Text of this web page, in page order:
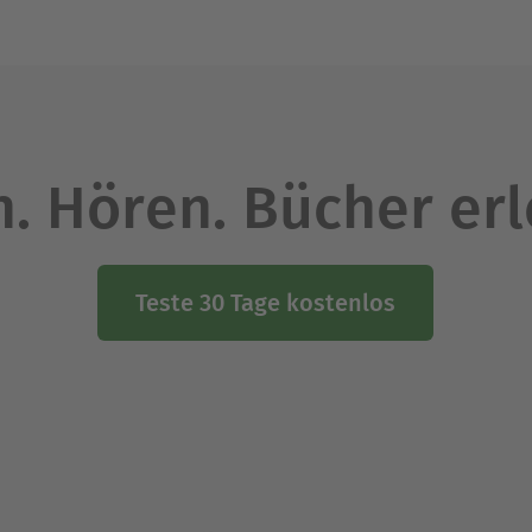
Hören. Bücher
Teste 30 Tage kostenlos